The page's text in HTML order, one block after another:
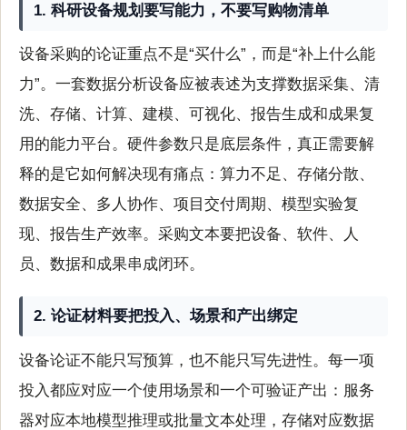
1. 科研设备规划要写能力，不要写购物清单
设备采购的论证重点不是“买什么”，而是“补上什么能
力”。一套数据分析设备应被表述为支撑数据采集、清
洗、存储、计算、建模、可视化、报告生成和成果复
用的能力平台。硬件参数只是底层条件，真正需要解
释的是它如何解决现有痛点：算力不足、存储分散、
数据安全、多人协作、项目交付周期、模型实验复
现、报告生产效率。采购文本要把设备、软件、人
员、数据和成果串成闭环。
2. 论证材料要把投入、场景和产出绑定
设备论证不能只写预算，也不能只写先进性。每一项
投入都应对应一个使用场景和一个可验证产出：服务
器对应本地模型推理或批量文本处理，存储对应数据